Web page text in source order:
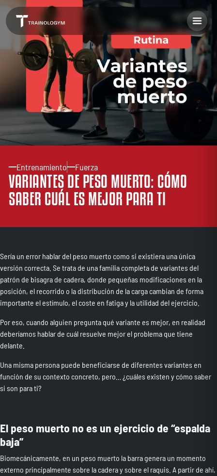
Entrenamiento Fuerza
VARIANTES DE PESO MUERTO: CÓMO
SABER CUÁL ES MEJOR PARA TI
Sería un error hablar del peso muerto como si existiera una única
versión correcta. Se trata de una familia completa de variantes del
patrón de bisagra de cadera, donde pequeñas modificaciones en la
posición, el recorrido o la distribución de la carga cambian de forma
importante el estímulo, el coste en fatiga y la utilidad del ejercicio.
Por eso, cuando alguien pregunta qué variante es mejor, en realidad
deberíamos hablar de cuál resuelve mejor el problema que tiene
delante.
Una misma persona puede beneficiarse de diferentes variantes en
función de su contexto concreto, pero… ¿cuáles existen y cómo saber
si son para ti?
El peso muerto no es un ejercicio de “espalda
baja”
Biomecánicamente, en un peso muerto la barra genera un momento
externo principalmente sobre la cadera y sobre el raquis. A partir de ahí,